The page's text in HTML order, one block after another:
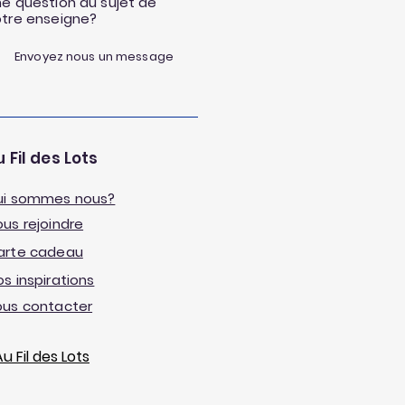
enseigne?
Envoyez nous un message
Fil des Lots
sommes nous?
rejoindre
cadeau
inspirations
contacter
Fil des Lots